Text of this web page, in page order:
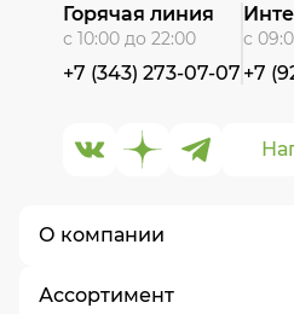
О компании
О нас
Ассортимент
Горячая линия
с 10:00 до 22:00
+7 (343) 273-07-07
с
+7